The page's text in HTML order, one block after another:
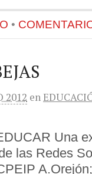
•
2012 en
Una
las Redes